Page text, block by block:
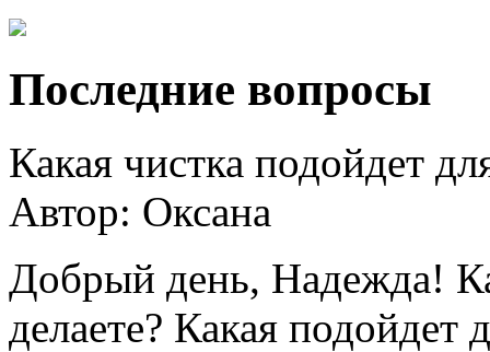
Последние вопросы
Какая чистка подойдет
Автор: Оксана
Добрый день, Надежда!
делаете? Какая